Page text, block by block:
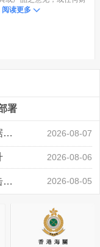
阅读更多
署
领峰金评：万事俱备 黄金只欠非农数据“东风” 2026-08-07
2026-08-06
领峰金评：静待小非农指引 黄金或一击破局 2026-08-05